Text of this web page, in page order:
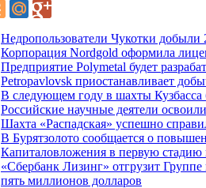
Недропользователи Чукотки добыли
Корпорация Nordgold оформила
Предприятие Polymetal будет
Petropavlovsk приостанавливает
В следующем году в шахты Кузбасса
Российские научные деятели
Шахта «Распадская» успешно
В Бурятзолото сообщается о
Капиталовложения в первую стадию
«Сбербанк Лизинг» отгрузит
пять миллионов долларов